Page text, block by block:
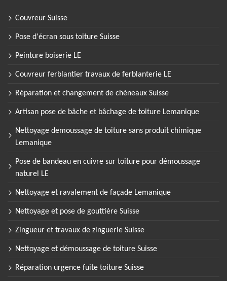
Couvreur Suisse
Pose d'écran sous toiture Suisse
Peinture boiserie LE
Couvreur ferblantier travaux de ferblanterie LE
Réparation et changement de chéneaux Suisse
Artisan pose de bâche et bâchage de toiture Lemanique
Nettoyage demoussage de toiture sans produit chimique
Lemanique
Pose de bandeau en cuivre sur toiture pour démoussage
naturel LE
Nettoyage et ravalement de façade Lemanique
Nettoyage et pose de gouttière Suisse
Zingueur et travaux de zinguerie Suisse
Nettoyage et démoussage de toiture Suisse
Réparation urgence fuite toiture Suisse